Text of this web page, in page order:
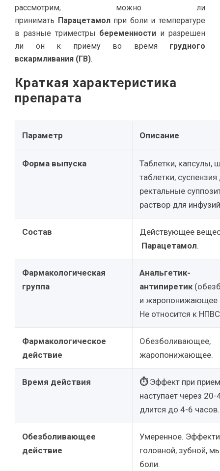
рассмотрим, можно ли
принимать Парацетамолпри боли и температуре
в разные триместры беременности и разрешен
ли он к приему во время грудного
вскармливания (ГВ).
Краткая характеристика
препарата
Параметр Описание
Форма выпуска
Таблетки, капсулы,
таблетки,
ректальные
раствор для
Состав
Действующее
Парацетамол.
Фармакологическая
группа
Анальгетик-
антипиретик
и жаропонижающее
Не относится к
Фармакологическое
действие
Обезболивающее,
жаропонижающее.
Время действия ⏱Эффект при
наступает через
длится до 4-6 часов.
Обезболивающее
действие
Умеренное.
головной, зубной,
боли.